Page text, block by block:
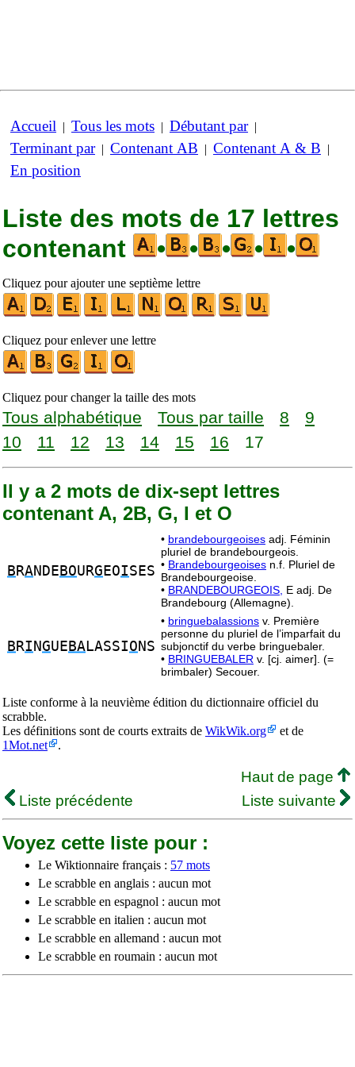
Accueil | Tous les mots | Débutant par|
Terminant par| Contenant AB | Contenant A & B |
En position
Liste des mots de 17 lettres
contenant
• • • • •
Cliquez pour ajouter une septième lettre
Cliquez pour enlever une lettre
Cliquez pour changer la taille des mots
Tous alphabétique Tous par taille 8
9
10
11 12 13 14 15 16 17
Il y a 2 mots de dix-sept lettres
contenant A, 2B, G, I et O
B RANDE BOURG EOISES
• brandebourgeoises adj. Féminin
pluriel de brandebourgeois.
• Brandebourgeoises n.f. Pluriel de
Brandebourgeoise.
• BRANDEBOURGEOIS, E adj. De
Brandebourg (Allemagne).
B RI NGUE BALASSIO NS
• bringuebalassions v. Première
personne du pluriel de l’imparfait du
subjonctif du verbe bringuebaler.
• BRINGUEBALER v. [cj. aimer]. (=
brimbaler) Secouer.
Liste conforme à la neuvième édition du dictionnaire officiel du
scrabble.
Les définitions sont de courts extraits de WikWik.org
et de
1Mot.net
.
Haut de page
Liste précédente
Liste suivante
Voyez cette liste pour :
Le Wiktionnaire français : 57 mots
Le scrabble en anglais : aucun mot
Le scrabble en espagnol : aucun mot
Le scrabble en italien : aucun mot
Le scrabble en allemand : aucun mot
Le scrabble en roumain : aucun mot